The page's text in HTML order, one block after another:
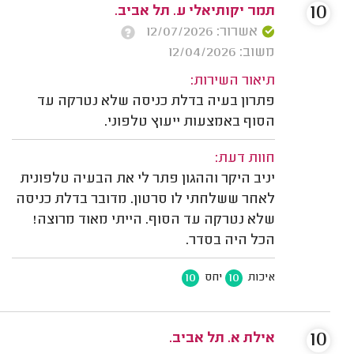
תמר יקותיאלי ע. תל אביב.
אשרור: 12/07/2026
משוב: 12/04/2026
תיאור השירות:
פתרון בעיה בדלת כניסה שלא נטרקה עד
הסוף באמצעות ייעוץ טלפוני.
חוות דעת:
יניב היקר וההגון פתר לי את הבעיה טלפונית
לאחר ששלחתי לו סרטון. מדובר בדלת כניסה
שלא נטרקה עד הסוף. הייתי מאוד מרוצה!
הכל היה בסדר.
איכות 10 יחס 10
10
אילת א. תל אביב.
10